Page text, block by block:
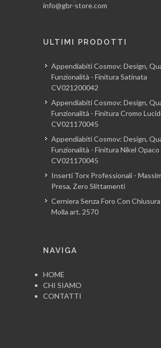
info@gbr-store.com
ULTIMI PRODOTTI
Appendiabiti Cosmov: Design,
Funzionalità - Finitura Satinata
CV021200042
Appendiabiti Cosmov: Design,
Funzionalità - Finitura Cromo
CV021170045
Appendiabiti Cosmov: Design,
Funzionalità - Finitura Nikel Opaco
CV021170045
Inserti Torx Professionali -
Presa, Zero Slittamenti
Cerniera Senza Foro Con
Molla art. 2570
NAVIGA
HOME
CHI SIAMO
CONTATTI